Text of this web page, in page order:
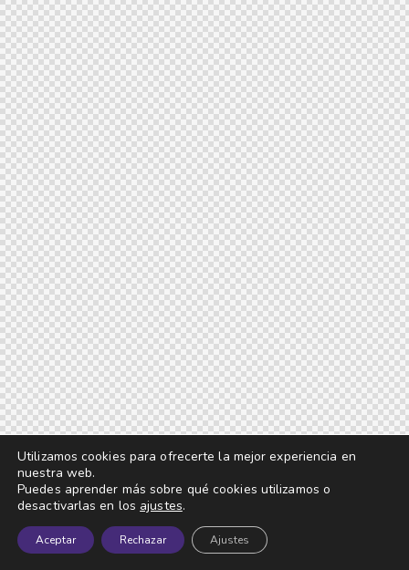
Utilizamos cookies para ofrecerte la mejor experiencia en
nuestra web.
Puedes aprender más sobre qué cookies utilizamos o
desactivarlas en los ajustes.
Aceptar Rechazar Ajustes